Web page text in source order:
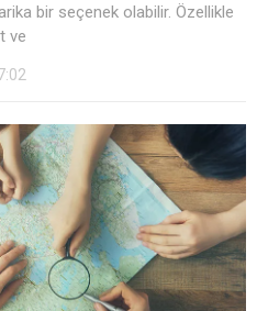
bir seçenek olabilir. Özellikle
ve